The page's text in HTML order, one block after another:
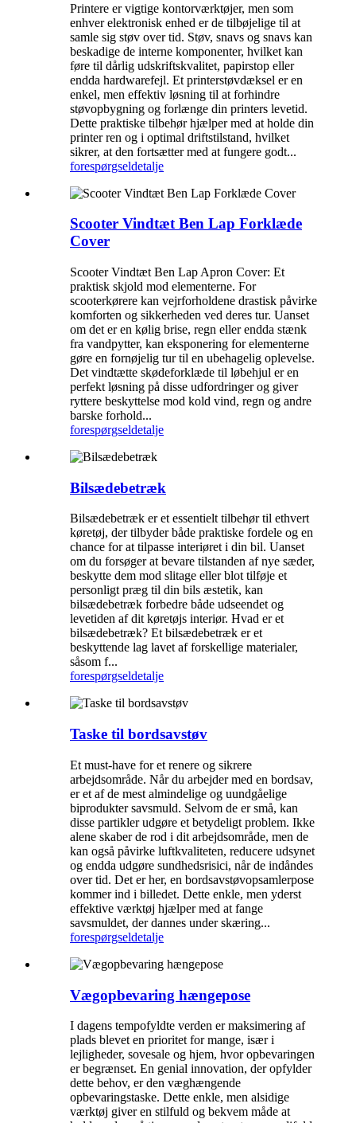
Printere er vigtige kontorværktøjer, men som
enhver elektronisk enhed er de tilbøjelige til at
samle sig støv over tid. Støv, snavs og snavs kan
beskadige de interne komponenter, hvilket kan
føre til dårlig udskriftskvalitet, papirstop eller
endda hardwarefejl. Et printerstøvdæksel er en
enkel, men effektiv løsning til at forhindre
støvopbygning og forlænge din printers levetid.
Dette praktiske tilbehør hjælper med at holde din
printer ren og i optimal driftstilstand, hvilket
sikrer, at den fortsætter med at fungere godt...
forespørgseldetalje
Scooter Vindtæt Ben Lap Forklæde
Cover
Scooter Vindtæt Ben Lap Apron Cover: Et
praktisk skjold mod elementerne. For
scooterkørere kan vejrforholdene drastisk påvirke
komforten og sikkerheden ved deres tur. Uanset
om det er en kølig brise, regn eller endda stænk
fra vandpytter, kan eksponering for elementerne
gøre en fornøjelig tur til en ubehagelig oplevelse.
Det vindtætte skødeforklæde til løbehjul er en
perfekt løsning på disse udfordringer og giver
ryttere beskyttelse mod kold vind, regn og andre
barske forhold...
forespørgseldetalje
Bilsædebetræk
Bilsædebetræk er et essentielt tilbehør til ethvert
køretøj, der tilbyder både praktiske fordele og en
chance for at tilpasse interiøret i din bil. Uanset
om du forsøger at bevare tilstanden af ​​nye sæder,
beskytte dem mod slitage eller blot tilføje et
personligt præg til din bils æstetik, kan
bilsædebetræk forbedre både udseendet og
levetiden af ​​dit køretøjs interiør. Hvad er et
bilsædebetræk? Et bilsædebetræk er et
beskyttende lag lavet af forskellige materialer,
såsom f...
forespørgseldetalje
Taske til bordsavstøv
Et must-have for et renere og sikrere
arbejdsområde. Når du arbejder med en bordsav,
er et af de mest almindelige og uundgåelige
biprodukter savsmuld. Selvom de er små, kan
disse partikler udgøre et betydeligt problem. Ikke
alene skaber de rod i dit arbejdsområde, men de
kan også påvirke luftkvaliteten, reducere udsynet
og endda udgøre sundhedsrisici, når de indåndes
over tid. Det er her, en bordsavstøvopsamlerpose
kommer ind i billedet. Dette enkle, men yderst
effektive værktøj hjælper med at fange
savsmuldet, der dannes under skæring...
forespørgseldetalje
Vægopbevaring hængepose
I dagens tempofyldte verden er maksimering af
plads blevet en prioritet for mange, især i
lejligheder, sovesale og hjem, hvor opbevaringen
er begrænset. En genial innovation, der opfylder
dette behov, er den væghængende
opbevaringstaske. Dette enkle, men alsidige
værktøj giver en stilfuld og bekvem måde at